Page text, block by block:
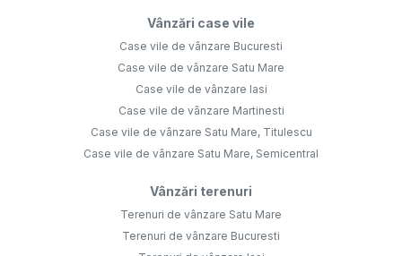
Vânzări case vile
Case vile de vânzare Bucuresti
Case vile de vânzare Satu Mare
Case vile de vânzare Iasi
Case vile de vânzare Martinesti
Case vile de vânzare Satu Mare, Titulescu
Case vile de vânzare Satu Mare, Semicentral
Vânzări terenuri
Terenuri de vânzare Satu Mare
Terenuri de vânzare Bucuresti